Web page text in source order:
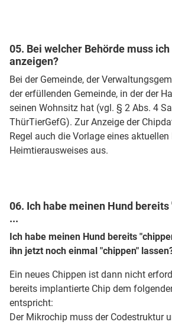
05. Bei welcher Behörde muss
anzeigen?
Bei der Gemeinde, der
der erfüllenden Gemeinde, in der der
seinen Wohnsitz hat (vgl. § 2 Abs. 4
ThürTierGefG). Zur Anzeige der
Regel auch die Vorlage eines aktuellen
Heimtierausweises aus.
06. Ich habe meinen Hund bereits
...
Ich habe meinen Hund bereits
ihn jetzt noch einmal "chippen"
Ein neues Chippen ist dann nicht
bereits implantierte Chip dem
entspricht:
Der Mikrochip muss der Codestruktur